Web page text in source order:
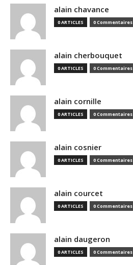
alain chavance
0 ARTICLES 0 Commentaires
alain cherbouquet
0 ARTICLES 0 Commentaires
alain cornille
0 ARTICLES 0 Commentaires
alain cosnier
0 ARTICLES 0 Commentaires
alain courcet
0 ARTICLES 0 Commentaires
alain daugeron
0 ARTICLES 0 Commentaires